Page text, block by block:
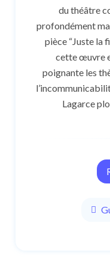
du théâtre
profondément
pièce “Juste la
cette œuvre
poignante les
Lagarce